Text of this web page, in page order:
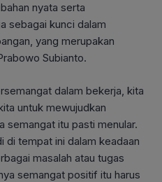
nyata serta
sebagai kunci dalam
yang merupakan
Subianto.
dalam bekerja, kita
untuk mewujudkan
semangat itu pasti menular.
di tempat ini dalam keadaan
masalah atau tugas
semangat positif itu harus